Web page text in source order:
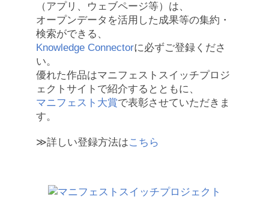
（アプリ、ウェブページ等）は、
オープンデータを活用した成果等の集約・
検索ができる、
Knowledge Connectorに必ずご登録くださ
い。
優れた作品はマニフェストスイッチプロジ
ェクトサイトで紹介するとともに、
マニフェスト大賞で表彰させていただきま
す。
≫詳しい登録方法はこちら